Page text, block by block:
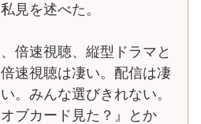
見を述べた。
倍速視聴、縦型ドラマと
速視聴は凄い。配信は凄
。みんな選びきれない。
ブカード見た？』とか